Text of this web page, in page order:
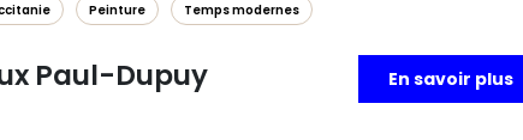
Peinture Temps modernes
Paul-Dupuy En savoir plus